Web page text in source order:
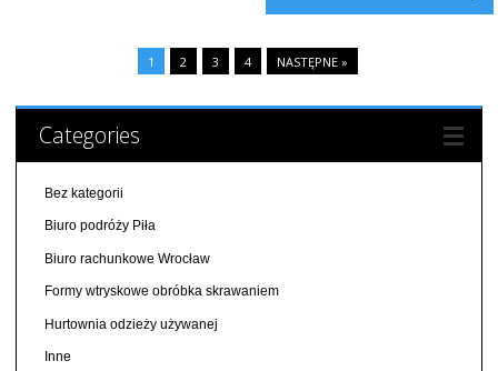
1 2 3 4 NASTĘPNE »
Categories
Bez kategorii
Biuro podróży Piła
Biuro rachunkowe Wrocław
Formy wtryskowe obróbka skrawaniem
Hurtownia odzieży używanej
Inne